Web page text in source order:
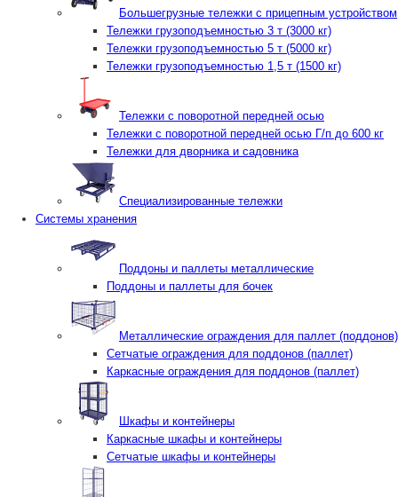
Большегрузные тележки с прицепным устройством
Тележки грузоподъемностью 3 т (3000 кг)
Тележки грузоподъемностью 5 т (5000 кг)
Тележки грузоподъемностью 1,5 т (1500 кг)
Тележки с поворотной передней осью
Тележки с поворотной передней осью Г/п до 600 кг
Тележки для дворника и садовника
Специализированные тележки
Системы хранения
Поддоны и паллеты металлические
Поддоны и паллеты для бочек
Металлические ограждения для паллет (поддонов)
Сетчатые ограждения для поддонов (паллет)
Каркасные ограждения для поддонов (паллет)
Шкафы и контейнеры
Каркасные шкафы и контейнеры
Сетчатые шкафы и контейнеры